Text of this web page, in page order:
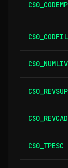
CS0_CODEMP
CS0_CODFIL
CS0_NUMLIV
CS0_REVSUP
CS0_REVCAD
CS0_TPESC